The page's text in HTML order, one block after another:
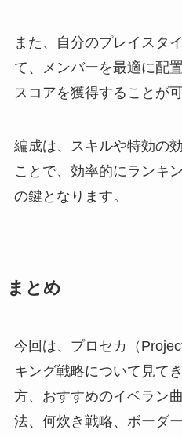
また、自分のプレイスタ
て、メンバーを最適に配
スコアを獲得することが
編成は、スキルや特効の
ことで、効率的にランキ
の鍵となります。
まとめ
今回は、プロセカ（
キング戦略について見て
方、おすすめのイベラン
法、何炊き戦略、ボーダ